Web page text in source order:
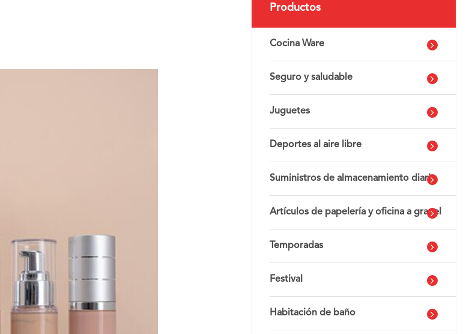
Productos
Cocina Ware
Seguro y saludable
Juguetes
Deportes al aire libre
Suministros de almacenamiento diario
Artículos de papelería y oficina a granel
Temporadas
Festival
Habitación de baño